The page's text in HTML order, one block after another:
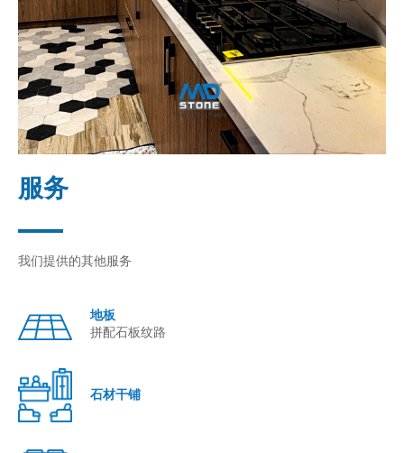
服务
我们提供的其他服务
地板
拼配石板纹路
石材干铺